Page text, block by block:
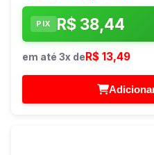
PIX R$ 38,44
em até 3x deR$ 13,49